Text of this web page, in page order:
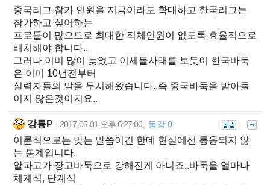
중국리그 참가 인원을 지금이라도 확대하고 한국리그는
참가하고 싶어하는
프로들이 많으므로 최대한 적체인원이 없도록 효율적으로
배치해야 합니다..
그러나 이미 많이 늦었고 이세돌사태를 보듯이 한국바둑
은 이미 10년전부터
실력자들의 말을 무시해왔습니다..즉 중국바둑을 받아들
이지 않은것이지요..
강릉P 2017-05-01 오후 6:27:00 동감 0
이론적으로는 맞는 말씀이긴 한데 현실에선 통용되지 않
는 통계입니다.
알파고가 장고바둑으로 강해진게 아니죠..바둑을 얼마나
체계적, 단계적